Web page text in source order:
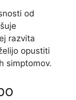
od
razvita
opustiti
simptomov.